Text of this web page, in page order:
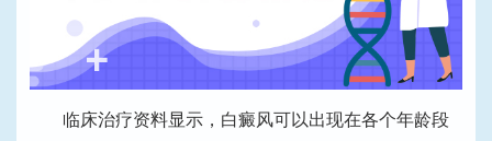
临床治疗资料显示，白癜风可以出现在各个年龄段